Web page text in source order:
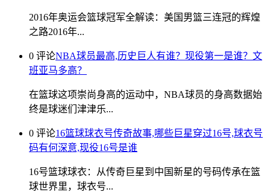
2016年奥运会篮球冠军全解读：美国男篮三连冠的辉煌
之路2016年...
0 评论NBA球员最高,历史巨人有谁？现役第一是谁？文
班亚马多高？
在篮球这项崇尚身高的运动中，NBA球员的身高数据始
终是球迷们津津乐...
0 评论16篮球球衣号传奇故事,哪些巨星穿过16号,球衣号
码有何深意,现役16号是谁
16号篮球球衣：从传奇巨星到中国新星的号码传承在篮
球世界里，球衣号...